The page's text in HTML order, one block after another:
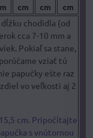
cm
cm
cm
chodidla (od
cca 7-10 mm a
Pokiaľ sa stane,
vziať tú
papučky ešte raz
vo veľkosti aj 2
cm. Pripočítajte
s vnútornou